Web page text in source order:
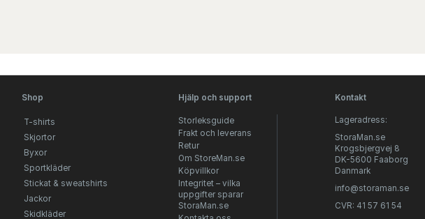
Shop
T-shirts
Skjortor
Byxor
Sportkläder
Stickat & sweatshirts
Jackor
Skidkläder
Hjälp och support
Storleksguide
Frakt och leverans
Retur
Om StoreMan.se
Köpvillkor
Integritet – vilka
uppgifter sparar
StoraMan.se
Kontakt
Lageradress:
StoraMan.se
Krogsbjergvej 8
DK-5600 Faaborg
Danmark
info@storaman.se
CVR: 41 57 61 54